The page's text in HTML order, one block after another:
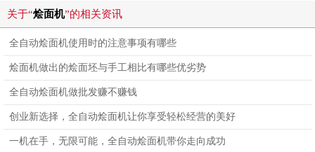
关于“烩面机”的相关资讯
全自动烩面机使用时的注意事项有哪些
烩面机做出的烩面坯与手工相比有哪些优劣势
全自动烩面机做批发赚不赚钱
创业新选择，全自动烩面机让你享受轻松经营的美好
一机在手，无限可能，全自动烩面机带你走向成功